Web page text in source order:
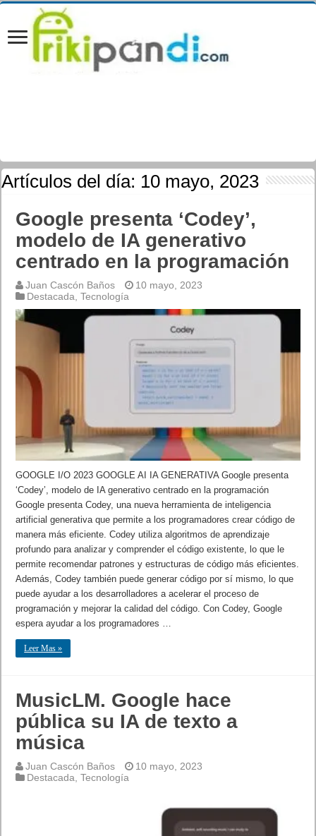
Artículos del día: 10 mayo, 2023
Google presenta ‘Codey’,
modelo de IA generativo
centrado en la programación
Juan Cascón Baños
10 mayo, 2023
Destacada ,Tecnología
GOOGLE I/O 2023 GOOGLE AI IA GENERATIVA Google presenta
‘Codey’, modelo de IA generativo centrado en la programación
Google presenta Codey, una nueva herramienta de inteligencia
artificial generativa que permite a los programadores crear código de
manera más eficiente. Codey utiliza algoritmos de aprendizaje
profundo para analizar y comprender el código existente, lo que le
permite recomendar patrones y estructuras de código más eficientes.
Además, Codey también puede generar código por sí mismo, lo que
puede ayudar a los desarrolladores a acelerar el proceso de
programación y mejorar la calidad del código. Con Codey, Google
espera ayudar a los programadores …
Leer Mas »
MusicLM. Google hace
pública su IA de texto a
música
Juan Cascón Baños
10 mayo, 2023
Destacada ,Tecnología